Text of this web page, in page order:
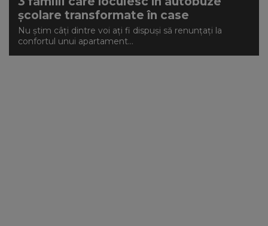
școlare transformate în case
Nu știm câți dintre voi ați fi dispuși să renunțați la
confortul unui apartament...